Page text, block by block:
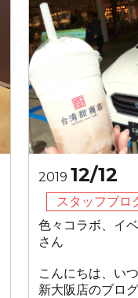
2019 12/12
スタッフブロ
色々コラボ、イ
さん
こんにちは、い
新大阪店のブロ